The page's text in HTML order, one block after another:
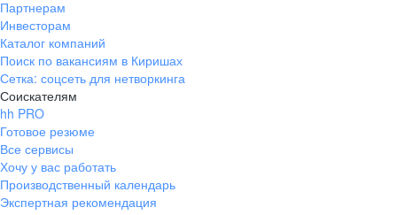
Партнерам
Инвесторам
Каталог компаний
Поиск по вакансиям в Киришах
Сетка: соцсеть для нетворкинга
Соискателям
hh PRO
Готовое резюме
Все сервисы
Хочу у вас работать
Производственный календарь
Экспертная рекомендация